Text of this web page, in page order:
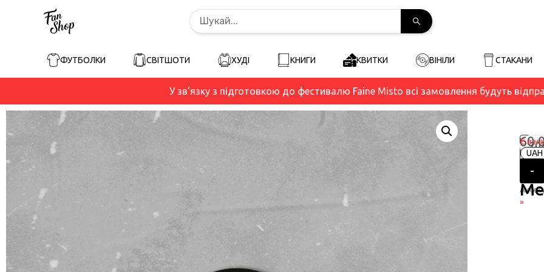
ФУТБОЛКИ СВІТШОТИ ХУДІ КНИГИ КВИТКИ ВІНІЛИ СТАКАНИ
У зв'язку з підготовкою до фестивалю Faine Misto всі замовлення будуть
»
»
p-
UAH
Є в
-